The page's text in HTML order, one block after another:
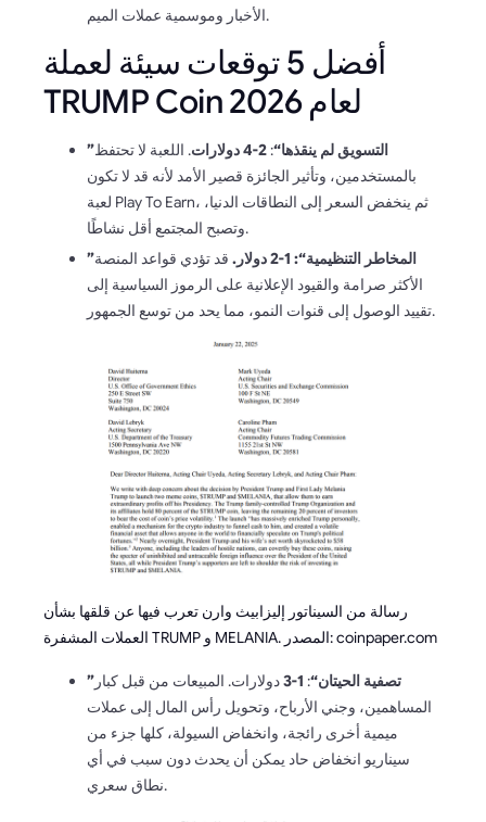
الأخبار وموسمية عملات الميم.
أفضل 5 توقعات سيئة لعملة
TRUMP Coin لعام 2026
”التسويق لم ينقذها“:
. اللعبة لا تحتفظ
بالمستخدمين، وتأثير الجائزة قصير الأمد لأنه قد لا تكون
لعبة Play To Earn، ثم ينخفض السعر إلى النطاقات الدنيا،
وتصبح المجتمع أقل نشاطًا.
”المخاطر التنظيمية“: 1-2 دولار.
قد تؤدي قواعد المنصة
الأكثر صرامة والقيود الإعلانية على الرموز السياسية إلى
تقييد الوصول إلى قنوات النمو، مما يحد من توسع الجمهور.
رسالة من السيناتور إليزابيث وارن تعرب فيها عن قلقها بشأن
العملات المشفرة TRUMP و MELANIA. المصدر: coinpaper.com
”تصفية الحيتان“:
1-3
دولارات. المبيعات من قبل كبار
المساهمين، وجني الأرباح، وتحويل رأس المال إلى عملات
ميمية أخرى رائجة، وانخفاض السيولة، كلها جزء من
سيناريو انخفاض حاد يمكن أن يحدث دون سبب في أي
نطاق سعري.